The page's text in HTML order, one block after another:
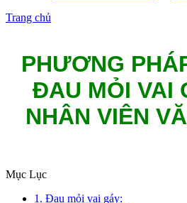
Trang chủ
PHƯƠNG
ĐAU MỎI VAI
NHÂN VIÊN
Mục Lục
1. Đau mỏi vai gáy: